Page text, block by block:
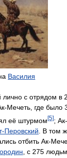
Василия
лично с отрядом в
Мечеть, где было
её штурмом [5];
Перовский . В том
отбить Ак-
, с 275